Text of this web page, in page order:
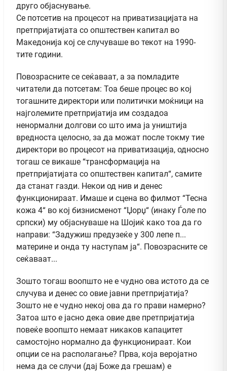
друго објаснување.
Се потсетив на процесот на приватизацијата на
претпријатијата со општествен капитал во
Македонија кој се случуваше во текот на 1990-
тите години.
Повозрасните се сеќаваат, а за помладите
читатели да потсетам: Тоа беше процес во кој
тогашните директори или политички моќници на
најголемите претпријатија им создадоа
ненормални долгови со што има ја уништија
вредноста целосно, за да можат после токму тие
директори во процесот на приватизација, односно
тогаш се викаше “трансформација на
претпријатијата со општествен капитал“, самите
да станат газди. Некои од нив и денес
функционираат. Имаше и сцена во филмот “Тесна
кожа 4“ во кој бизнисменот “Џорџ“ (инаку Ѓоле по
српски) му објаснуваше на Шојиќ како тоа да го
направи: “Задужиш предузеќе у 300 лепе п...
материне и онда ту наступам ја“. Повозрасните се
сеќаваат...
Зошто тогаш воопшто не е чудно ова истото да се
случува и денес со овие јавни претпријатија?
Зошто не е чудно некој ова да го прави намерно?
Затоа што е јасно дека овие две претпријатија
повеќе воопшто немаат никаков капацитет
самостојно нормално да функционираат. Кои
опции се на располагање? Прва, која веројатно
нема да се случи (дај Боже да грешам) е